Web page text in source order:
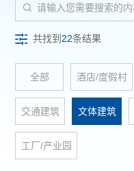
共找到 22条结果
全部 酒店/度假村
交通建筑 文体建筑
工厂/产业园